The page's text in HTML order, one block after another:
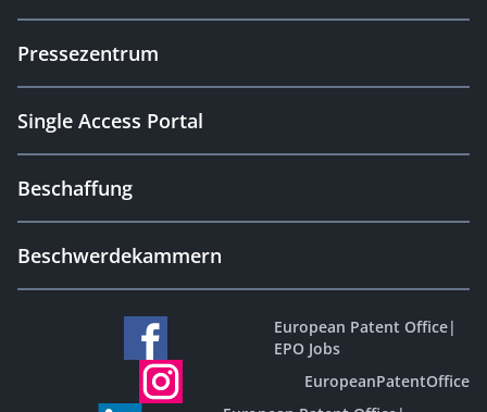
Pressezentrum
Single Access Portal
Beschaffung
Beschwerdekammern
European Patent Office|
EPO Jobs
EuropeanPatentOffice